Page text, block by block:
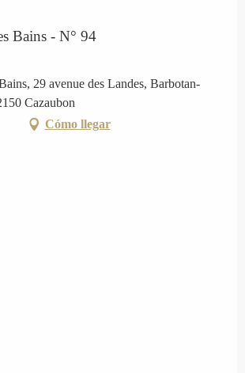
Bains - N° 94
29 avenue des Landes, Barbotan-
Cazaubon
Cómo llegar